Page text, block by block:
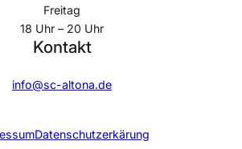
Freitag
18 Uhr – 20 Uhr
Kontakt
info@sc-altona.de
Datenschutzerkärung